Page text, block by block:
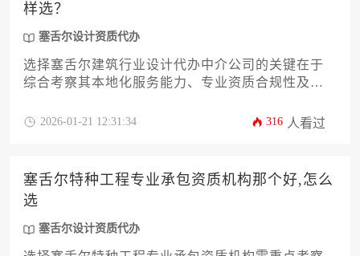
样选？
塞舌尔设计资质代办
选择塞舌尔建筑行业设计代办中介公司的关键在于
综合考察其本地化服务能力、专业资质合规性及项
置及服务流程透明度，结合自身项目需求筛选具备
2026-01-21 12:31:34 316 人看过
塞舌尔特种工程专业承包资质机构那个好,怎么
选
塞舌尔设计资质代办